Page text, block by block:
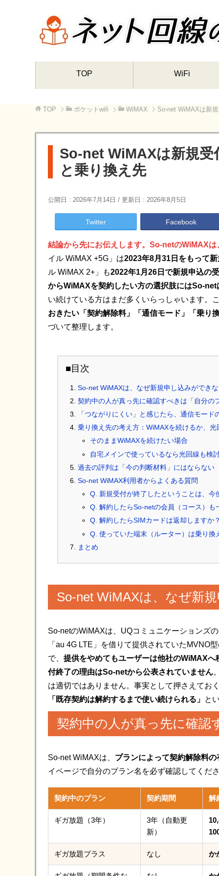
TOP WiFi
TOP ポケットwifi WiMAX So-net WiMAXは新
So-net WiMAXは新規受
と乗り換え先
公開日 : 2026年7月14日 / 更新日 : 2026年8月5日
Twitter Facebook
結論から先にお伝えします。So-netのWiMAX
イル WiMAX +5G」は2023年8月31日をもって
ル WiMAX 2+」も2022年1月26日で新規申込の
からWiMAXを契約したい方の選択肢にはSo-net
い続けている方はまだ多くいらっしゃいます。
おきたい「契約解除料」「通信モード」「乗り
づいて整理します。
■目次
So-net WiMAXは、なぜ新規申し込みができ
契約中の人が真っ先に確認すべきは「自分の
「つながりにくい」と感じたら、通信モード
乗り換え先の考え方：WiMAXを続けるか、光
そのままWiMAXを続けたい場合
自宅メインで使っているなら光回線も検
過去の評判は「今の判断材料」にはならない
So-net WiMAX利用者からよくある質問
Q. 新規受付が終了したということは、
Q. 解約したらSo-netの会員（コース）も
Q. 解約したらSIMカードは返却しますか
Q. 使っていた端末（ルーター）は乗り換
まとめ
So-net WiMAXは、なぜ新
So-netのWiMAXは、UQコミュニケーションズ
「au 4G LTE」を借りて提供されていたMVNO
で、 提供をやめてもユーザーは他社のWiMAX
付終了の理由はSo-netから公表されていません
は適切ではありません。事実として押さえてお
「既存契約は解約するまで使い続けられる」 と
契約中の人が真っ先に確認
So-net WiMAXは、 プランによって契約解除料
イページで自分のプラン名を必ず確認してくだ
契約中のプラン 契約期間 解
ギガ放題（3年）
3年（自動更
新）
ギガ放題プラス なし か